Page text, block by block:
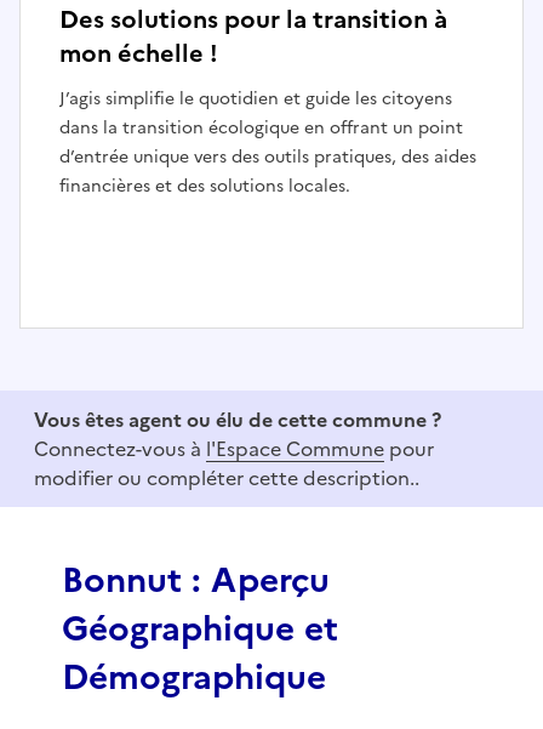
Des solutions pour la transition à
mon échelle !
J’agis simplifie le quotidien et guide les citoyens
dans la transition écologique en offrant un point
d’entrée unique vers des outils pratiques, des aides
financières et des solutions locales.
f
Vous êtes agent ou élu de cette commune ?
Connectez-vous à l'Espace Commune pour
modifier ou compléter cette description..
Bonnut : Aperçu
Géographique et
Démographique